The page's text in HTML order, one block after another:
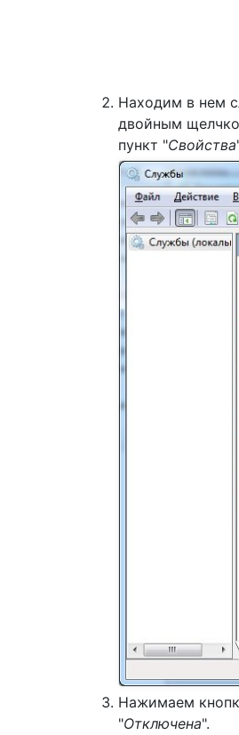
Находим в нем
двойным
пункт "Свойства
Нажимаем
"Отключена".